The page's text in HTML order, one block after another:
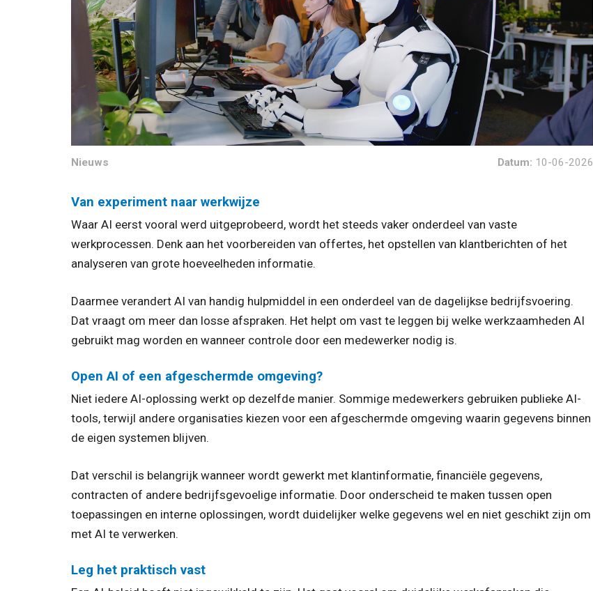
Nieuws Datum: 10-06-2026
Van experiment naar werkwijze
Waar AI eerst vooral werd uitgeprobeerd, wordt het steeds vaker onderdeel van vaste
werkprocessen. Denk aan het voorbereiden van offertes, het opstellen van klantberichten of het
analyseren van grote hoeveelheden informatie.
Daarmee verandert AI van handig hulpmiddel in een onderdeel van de dagelijkse bedrijfsvoering.
Dat vraagt om meer dan losse afspraken. Het helpt om vast te leggen bij welke werkzaamheden AI
gebruikt mag worden en wanneer controle door een medewerker nodig is.
Open AI of een afgeschermde omgeving?
Niet iedere AI-oplossing werkt op dezelfde manier. Sommige medewerkers gebruiken publieke AI-
tools, terwijl andere organisaties kiezen voor een afgeschermde omgeving waarin gegevens binnen
de eigen systemen blijven.
Dat verschil is belangrijk wanneer wordt gewerkt met klantinformatie, financiële gegevens,
contracten of andere bedrijfsgevoelige informatie. Door onderscheid te maken tussen open
toepassingen en interne oplossingen, wordt duidelijker welke gegevens wel en niet geschikt zijn om
met AI te verwerken.
Leg het praktisch vast